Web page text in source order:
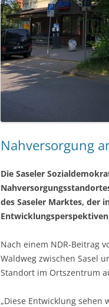
Nahversorgung
Die Saseler
des Saseler Marktes, der
Nach einem NDR-Beitrag
Waldweg zwischen Sasel
Standort im Ortszentrum
„Diese Entwicklung